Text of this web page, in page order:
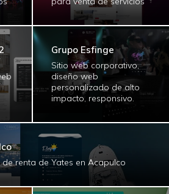
Grupo Esfinge
Sitio web corporativo,
diseño web
personalizado de alto
impacto, responsivo.
renta de Yates en Acapulco